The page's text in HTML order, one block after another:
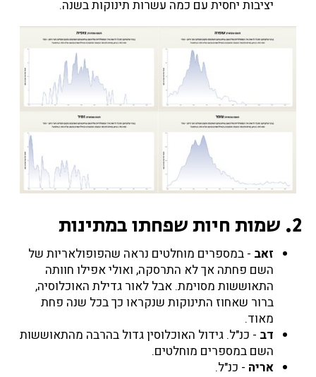
יציבות יחסית עם כמה עשרות תינוקות בשנה.
2. שמות חיות שפחתו במתינות
זאב - במספרים מוחלטים נראה שהפופולאריות של
השם פחתה אך לא התרסקה, ואולי אפילו חוותה
התאוששות מסוימת. אבל לאור גדילת האוכלוסיה,
ברור שאחוז התינוקות שנקראו כך בכל שנה פחת
מאוד.
דב - כנ"ל. גידול האוכלוסין גדול בהרבה מהתאוששות
השם במספרים מוחלטים.
אריה - כנ"ל.